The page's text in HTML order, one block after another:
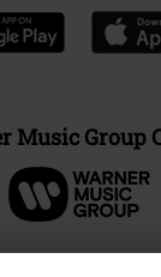
Music Group